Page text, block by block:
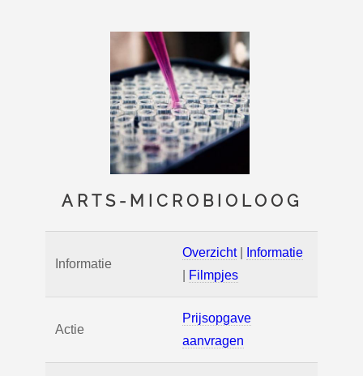
ARTS-MICROBIOLOOG
Informatie
Overzicht|
Informatie
Filmpjes
Actie
Prijsopgave
aanvragen